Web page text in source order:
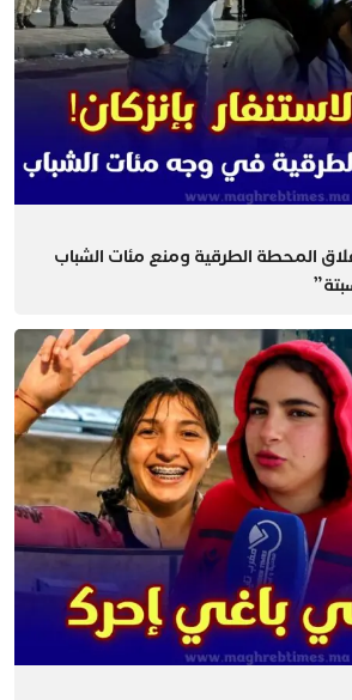
إغلاق المحطة الطرقية ومنع مئات الشباب